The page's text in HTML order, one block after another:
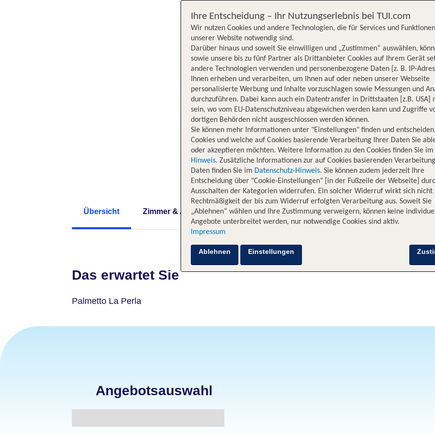
Übersicht Zimmer & Angebote Hotelinformationen Lage Bewertungen
Das erwartet Sie
Palmetto La Perla
Angebotsauswahl
Ihre Entscheidung – Ihr Nutzungserlebnis bei TUI.com
Wir nutzen Cookies und andere Technologien, die für Services und
unserer Website notwendig sind.
Darüber hinaus und soweit Sie einwilligen und „Zustimmen“ auswählen,
sowie unsere bis zu fünf Partner als Drittanbieter Cookies auf Ihrem Gerät
andere Technologien verwenden und personenbezogene Daten [z. B. IP-
Ihnen erheben und verarbeiten, um Ihnen auf oder neben unserer Webseite
personalisierte Werbung und Inhalte vorzuschlagen sowie Messungen und
durchzuführen. Dabei kann auch ein Datentransfer in Drittstaaten [z.B. USA]
sein, wo vom EU-Datenschutzniveau abgewichen werden kann und Zugriffe
dortigen Behörden nicht ausgeschlossen werden können.
Sie können mehr Informationen unter "Einstellungen" finden und
Cookies und welche auf Cookies basierende Verarbeitung Ihrer Daten Sie
oder akzeptieren möchten. Weitere Information zu den Cookies finden Sie im
Hinweis. Zusätzliche Informationen zur auf Cookies basierenden
Daten finden Sie im Datenschutz-Hinweis. Sie können zudem jederzeit Ihre
Entscheidung über "Cookie-Einstellungen" [in der Fußzeile der Webseite]
Ausschalten der Kategorien widerrufen. Ein solcher Widerruf wirkt sich nicht
Rechtmäßigkeit der bis zum Widerruf erfolgten Verarbeitung aus. Soweit Sie
„Ablehnen“ wählen und Ihre Zustimmung verweigern, können keine
Angebote unterbreitet werden, nur notwendige Cookies sind aktiv.
Impressum
Ablehnen Einstellungen